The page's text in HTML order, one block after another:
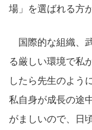
場」を選ばれる方
国際的な組織、
る厳しい環境で私
したら先生のよう
私自身が成長の途
がましいので、日